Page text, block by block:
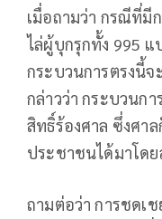
เมื่อถามว่า กรณีที่มี
ไล่ผู้บุกรุกทั้ง 995
กระบวนการตรงนี้
กล่าวว่า กระบวนก
สิทธิ์ร้องศาล ซึ่งศา
ประชาชนได้มาโดย
ถามต่อว่า การชดเ